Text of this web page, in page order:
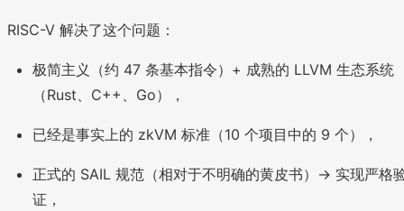
RISC-V 解决了这个问题：
极简主义（约 47 条基本指令）+ 成熟的 LLVM 生态系统
（Rust、C++、Go），
已经是事实上的 zkVM 标准（10 个项目中的 9 个），
正式的 SAIL 规范（相对于不明确的黄皮书）→ 实现严格
证，